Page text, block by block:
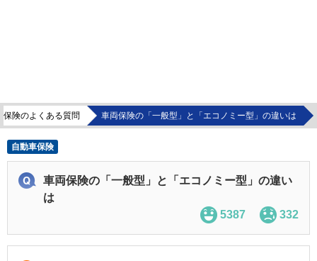
保険のよくある質問 車両保険の「一般型」と「エコノミー型」の違いは
自動車保険
車両保険の「一般型」と「エコノミー型」の違い
は
5387
332